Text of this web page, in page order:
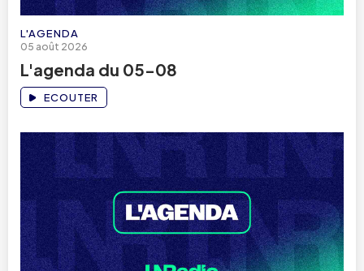
L'AGENDA
05 août 2026
L'agenda du 05-08
ECOUTER